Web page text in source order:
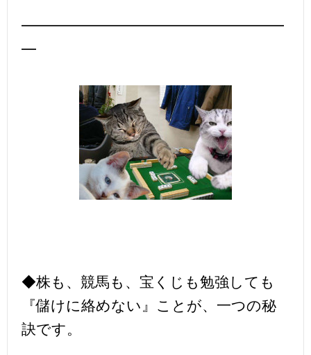
━━━━━━━━━━━━━━━━━━
━
◆株も、競馬も、宝くじも勉強しても
『儲けに絡めない』ことが、一つの秘
訣です。